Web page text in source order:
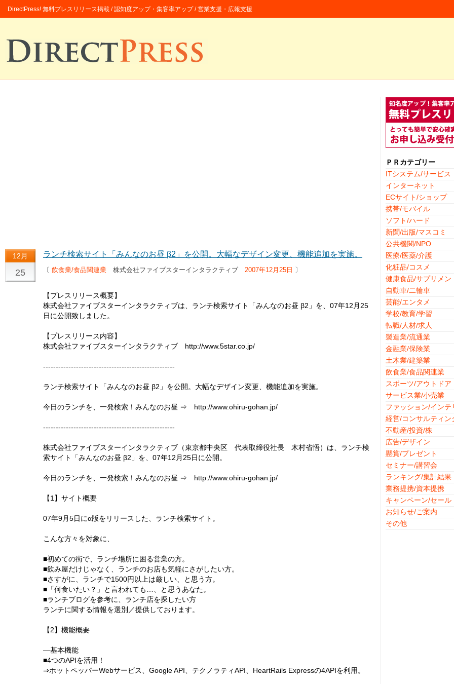
DirectPress! 無料プレスリリース掲載 / 認知度アップ・集客率アップ / 営業支援・広報支援
12月
25
ランチ検索サイト「みんなのお昼 β2」を公開。大幅なデザイン変更、機能追加を実施。
〔 飲食業/食品関連業 株式会社ファイブスターインタラクティブ 2007年12月25日 〕
【プレスリリース概要】
株式会社ファイブスターインタラクティブは、ランチ検索サイト「みんなのお昼 β2」を、07年12月25
日に公開致しました。
【プレスリリース内容】
株式会社ファイブスターインタラクティブ http://www.5star.co.jp/
----------------------------------------------------
ランチ検索サイト「みんなのお昼 β2」を公開。大幅なデザイン変更、機能追加を実施。
今日のランチを、一発検索！みんなのお昼 ⇒ http://www.ohiru-gohan.jp/
----------------------------------------------------
株式会社ファイブスターインタラクティブ（東京都中央区 代表取締役社長 木村省悟）は、ランチ検
索サイト「みんなのお昼 β2」を、07年12月25日に公開。
今日のランチを、一発検索！みんなのお昼 ⇒ http://www.ohiru-gohan.jp/
【1】サイト概要
07年9月5日にα版をリリースした、ランチ検索サイト。
こんな方々を対象に、
■初めての街で、ランチ場所に困る営業の方。
■飲み屋だけじゃなく、ランチのお店も気軽にさがしたい方。
■さすがに、ランチで1500円以上は厳しい、と思う方。
■「何食いたい？」と言われても…、と思うあなた。
■ランチブログを参考に、ランチ店を探したい方
ランチに関する情報を選別／提供しております。
【2】機能概要
―基本機能
■4つのAPIを活用！
⇒ホットペッパーWebサービス、Google API、テクノラティAPI、HeartRails Expressの4APIを利用。
ＰＲカテゴリー
ITシステム/サービス
インターネット
ECサイト/ショップ
携帯/モバイル
ソフト/ハード
新聞/出版/マスコミ
公共機関/NPO
医療/医薬/介護
化粧品/コスメ
健康食品/サプリメン
自動車/二輪車
芸能/エンタメ
学校/教育/学習
転職/人材/求人
製造業/流通業
金融業/保険業
土木業/建築業
飲食業/食品関連業
スポーツ/アウトドア
サービス業/小売業
ファッション/インテ
経営/コンサルティン
不動産/投資/株
広告/デザイン
懸賞/プレゼント
セミナー/講習会
ランキング/集計結果
業務提携/資本提携
キャンペーン/セール
お知らせ/ご案内
その他